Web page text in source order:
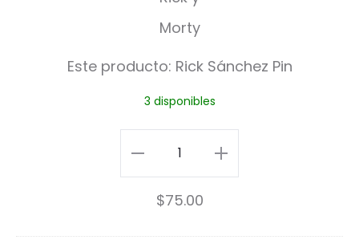
k
n
h
e
z
Este producto: Rick Sánchez Pin
3 disponibles
Rick
Sánchez
cantidad
$75.00